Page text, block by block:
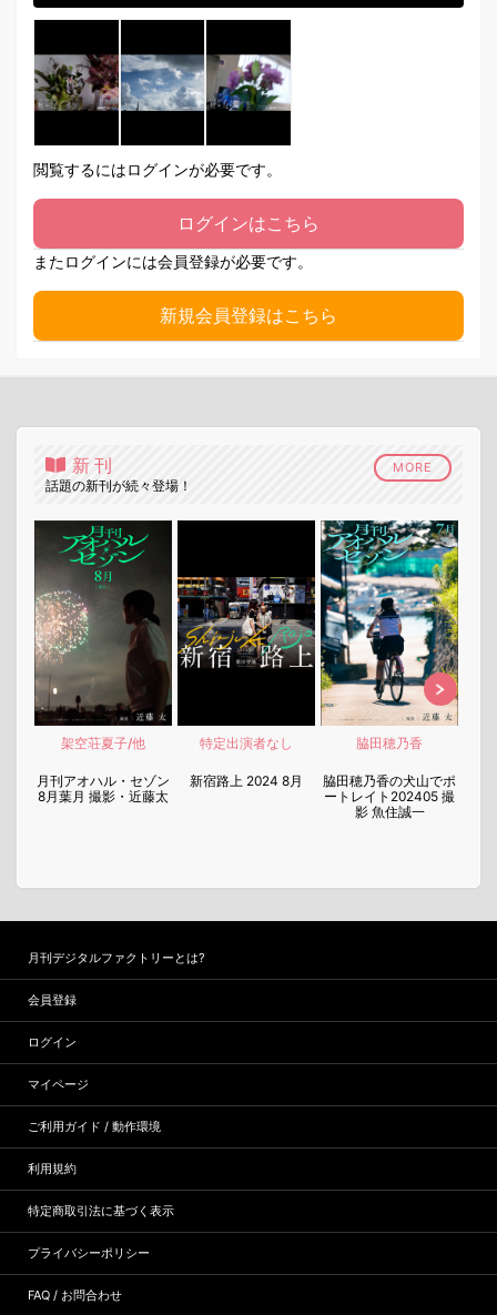
閲覧するにはログインが必要です。
ログインはこちら
またログインには会員登録が必要です。
新規会員登録はこちら
新刊
話題の新刊が続々登場！
MORE
架空荘夏子/他
月刊アオハル・セゾン
8月葉月 撮影・近藤太
特定出演者なし
新宿路上 2024 8月
脇田穂乃香
脇田穂乃香の犬山でポ
ートレイト202405 撮
影 魚住誠一
月刊デジタルファクトリーとは?
会員登録
ログイン
マイページ
ご利用ガイド / 動作環境
利用規約
特定商取引法に基づく表示
プライバシーポリシー
FAQ / お問合わせ